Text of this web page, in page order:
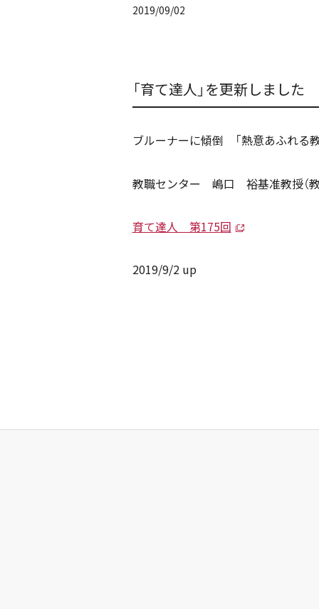
2019/09/02
「育て達人」を更新しました
ブルーナーに傾倒 「熱意あふれる
教職センター 嶋口 裕基准教授（教
育て達人 第175回
2019/9/2 up